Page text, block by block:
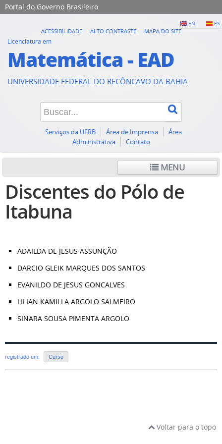
Portal do Governo Brasileiro
EN ES
ACESSIBILIDADE ALTO CONTRASTE
MAPA DO SITE
Licenciatura em
Matemática - EAD
UNIVERSIDADE FEDERAL DO RECÔNCAVO DA BAHIA
Serviços da UFRB Área de Imprensa
Área
Administrativa
Contato
MENU
Discentes do Pólo de
Itabuna
ADAILDA DE JESUS ASSUNÇÃO
DARCIO GLEIK MARQUES DOS SANTOS
EVANILDO DE JESUS GONCALVES
LILIAN KAMILLA ARGOLO SALMEIRO
SINARA SOUSA PIMENTA ARGOLO
registrado em: Curso
Voltar para o topo